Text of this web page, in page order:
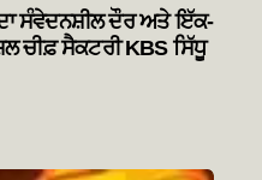
ਦਾ ਸੰਵੇਦਨਸ਼ੀਲ ਦੌਰ ਅਤੇ ਇੱਕ-
ਚੀਫ਼ ਸੈਕਟਰੀ KBS ਸਿੱਧੂ